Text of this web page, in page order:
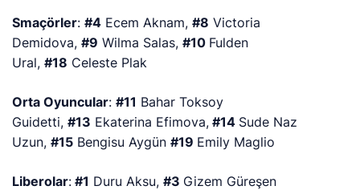
Smaçörler:#4 Ecem Aknam,#8 Victoria
Demidova,#9 Wilma Salas,#10 Fulden
Ural,#18 Celeste Plak
Orta Oyuncular:#11 Bahar Toksoy
Guidetti,#13 Ekaterina Efimova, #14 Sude Naz
Uzun,#15 Bengisu Aygün#19 Emily Maglio
Liberolar: #1 Duru Aksu,#3 Gizem Güreşen